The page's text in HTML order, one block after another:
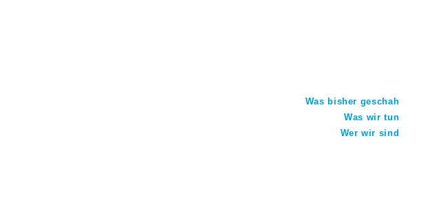
Was bisher geschah
Was wir tun
Wer wir sind